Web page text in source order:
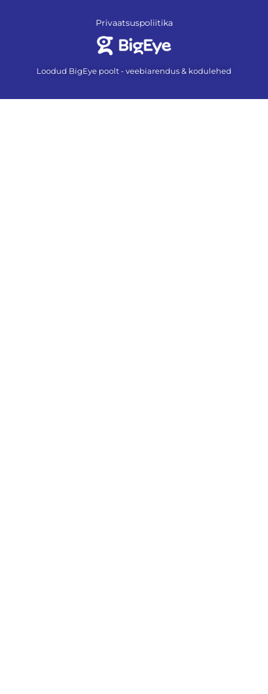
Privaatsuspoliitika
Loodud BigEye poolt - veebiarendus & kodulehed